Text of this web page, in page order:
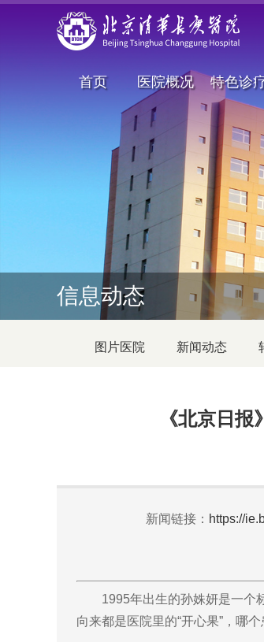
首页 医院概况 特色诊
信息动态
图片医院 新闻动态
《北京日
新闻链接： https://
1995年出生的孙姝妍是一个标
向来都是医院里的“开心果”，哪